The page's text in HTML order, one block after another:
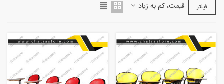
فیلتر قیمت، کم به زیاد